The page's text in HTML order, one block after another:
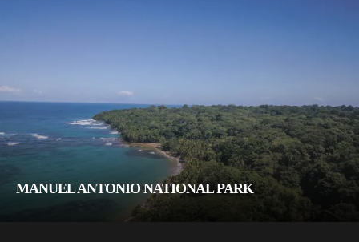
MANUEL ANTONIO NATIONAL PARK